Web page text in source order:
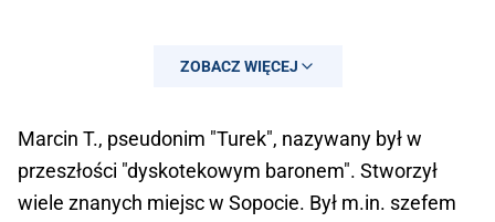
ZOBACZ WIĘCEJ
Marcin T., pseudonim "Turek", nazywany był w
przeszłości "dyskotekowym baronem". Stworzył
wiele znanych miejsc w Sopocie. Był m.in. szefem